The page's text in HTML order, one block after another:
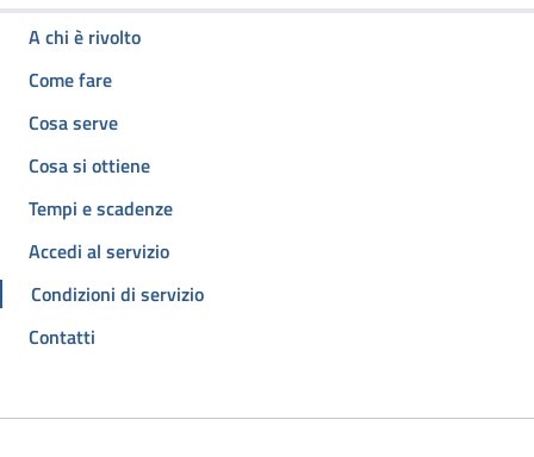
A chi è rivolto
Come fare
Cosa serve
Cosa si ottiene
Tempi e scadenze
Accedi al servizio
Condizioni di servizio
Contatti